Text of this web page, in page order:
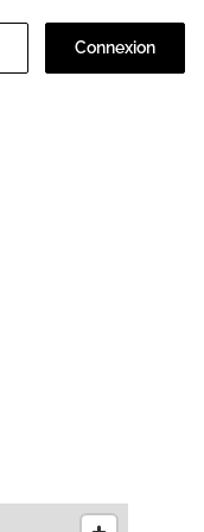
Connexion